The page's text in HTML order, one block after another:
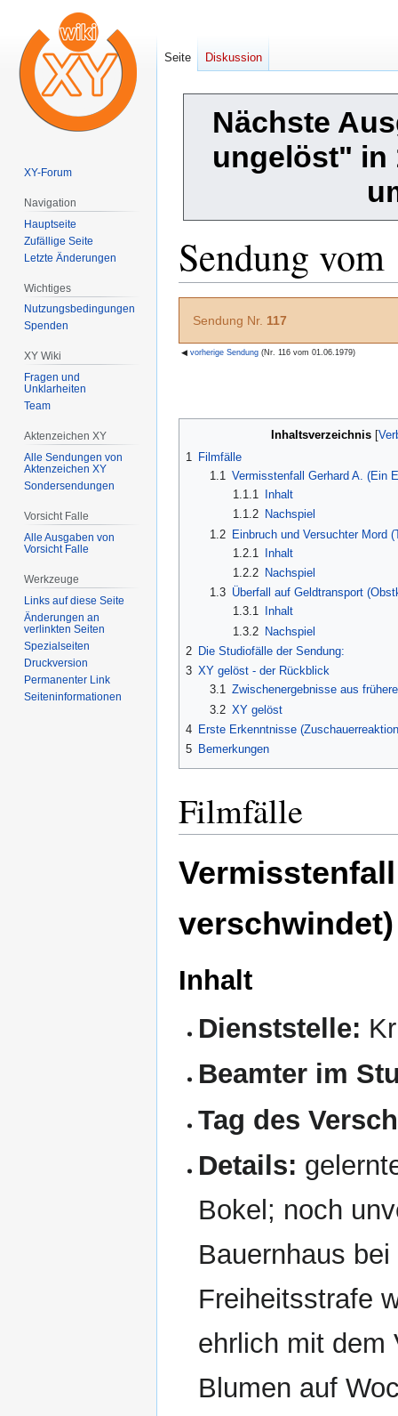
Nächste
ungelöst" in
Sendung
Navigation
springen
Suche
springen
Sendung Nr. 117
◀ vorherige Sendung (Nr. 116 vom 01.06.1979)
Inhaltsverzeichnis
1
Filmfälle
1.1
Vermisstenfall Gerhard A. (Ein
1.1.1
Inhalt
1.1.2 Nachspiel
1.2 Einbruch und Versuchter Mord
1.2.1
Inhalt
1.2.2 Nachspiel
1.3 Überfall auf Geldtransport
1.3.1
Inhalt
1.3.2 Nachspiel
2 Die Studiofälle der Sendung:
3 XY gelöst - der Rückblick
3.1 Zwischenergebnisse aus
3.2 XY gelöst
4 Erste Erkenntnisse
5 Bemerkungen
Filmfälle
verschwindet)
Inhalt
Dienststelle:
Beamter im
Tag des
Details:
Bokel; noch
Bauernhaus
Freiheitsstrafe
ehrlich mit dem
Blumen auf
Seite Diskussion
XY-Forum
Navigation
Hauptseite
Zufällige Seite
Letzte Änderungen
Wichtiges
Nutzungsbedingungen
Spenden
XY Wiki
Fragen und
Unklarheiten
Team
Aktenzeichen XY
Alle Sendungen von
Aktenzeichen XY
Sondersendungen
Vorsicht Falle
Alle Ausgaben von
Vorsicht Falle
Werkzeuge
Links auf diese Seite
Änderungen an
verlinkten Seiten
Spezialseiten
Druckversion
Permanenter Link
Seiten­­informationen